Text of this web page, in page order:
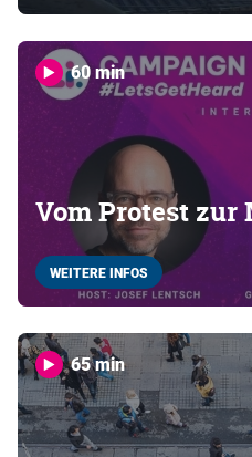
60 min
Vom Protest zur
WEITERE INFOS
65 min